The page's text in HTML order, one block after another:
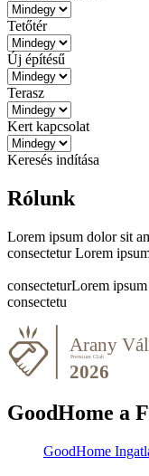
Tetőtér
Új építésű
Terasz
Kert kapcsolat
Keresés indítása
Rólunk
Lorem ipsum dolor sit
consectetur Lorem
consecteturLorem
consectetu
GoodHome a
GoodHome